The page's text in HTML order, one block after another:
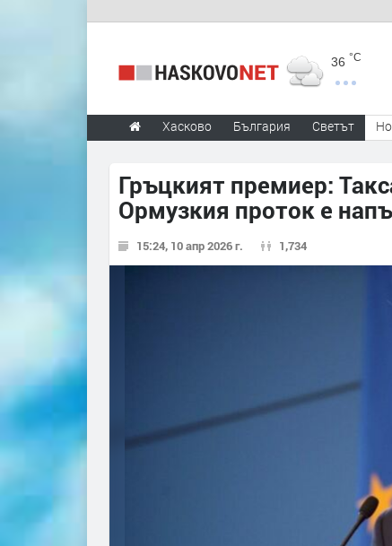
36 °C
Хасково България Светът
Гръцкият премиер:
Ормузкия проток е
15:24, 10 апр 2026 г. 1,734